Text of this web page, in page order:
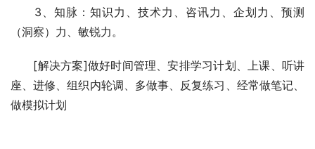
3、知脉：知识力、技术力、咨讯力、企划力、预测
（洞察）力、敏锐力。
[解决方案]做好时间管理、安排学习计划、上课、听讲
座、进修、组织内轮调、多做事、反复练习、经常做笔记、
做模拟计划